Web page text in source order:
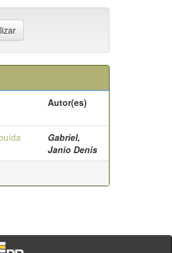
Autor(es)
Gabriel,
Janio Denis